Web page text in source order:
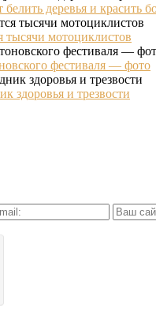
деревья и красить
тысячи мотоциклистов
фестиваля — фото
здоровья и трезвости